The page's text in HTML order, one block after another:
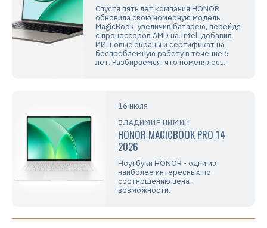
Спустя пять лет компания HONOR
обновила свою номерную модель
MagicBook, увеличив батарею, перейдя
с процессоров AMD на Intel, добавив
ИИ, новые экраны и сертификат на
беспроблемную работу в течение 6
лет. Разбираемся, что поменялось.
16 июля
ВЛАДИМИР НИМИН
HONOR MAGICBOOK PRO 14
2026
Ноутбуки HONOR - одни из
наиболее интересных по
соотношению цена-
возможности.